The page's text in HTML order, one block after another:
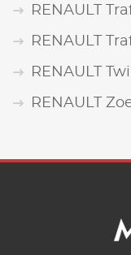
RENAULT
RENAULT
RENAULT
RENAULT